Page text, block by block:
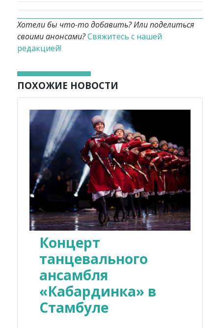
Хотели бы что-то добавить? Или поделиться
своими анонсами?Свяжитесь с нашей
редакцией!
ПОХОЖИЕ НОВОСТИ
Концерт
танцевального
ансамбля
«Кабардинка» в
Стамбуле